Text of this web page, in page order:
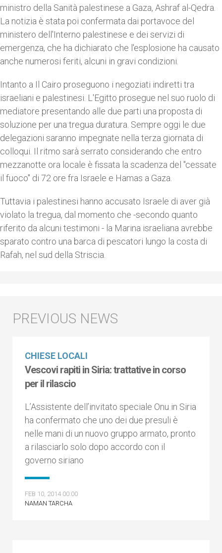
ministro della Sanità palestinese a Gaza, Ashraf al-Qedra.
La notizia è stata poi confermata dai portavoce del
ministero dell'Interno palestinese e dei servizi di
emergenza, che ha dichiarato che l'esplosione ha causato
anche numerosi feriti, alcuni in gravi condizioni.
Intanto a Il Cairo proseguono i negoziati indiretti tra
israeliani e palestinesi. L'Egitto prosegue nel suo ruolo di
mediatore presentando alle due parti una proposta di
soluzione per una tregua duratura. Sempre oggi le due
delegazioni saranno impegnate nella terza giornata di
colloqui. Il ritmo sarà serrato considerando che entro
mezzanotte ora locale è fissata la scadenza del "cessate
il fuoco" di 72 ore fra Israele e Hamas a Gaza.
Tuttavia i palestinesi hanno accusato Israele di aver già
violato la tregua, dal momento che -secondo quanto
riferito da alcuni testimoni - la Marina israeliana avrebbe
sparato contro una barca di pescatori lungo la costa di
Rafah, nel sud della Striscia.
CHIESE LOCALI
Vescovi rapiti in Siria: trattative in corso
per il rilascio
L’Assistente dell’invitato speciale Onu in Siria
ha confermato che uno dei due presuli è
nelle mani di un nuovo gruppo armato, pronto
a rilasciarlo solo dopo accordo con il
governo siriano
FEB 10, 2014 00:00
NAMAN TARCHA